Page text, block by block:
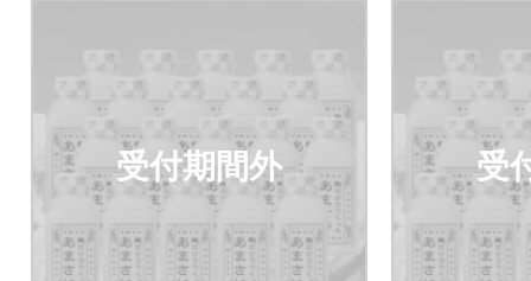
受付期間外 受